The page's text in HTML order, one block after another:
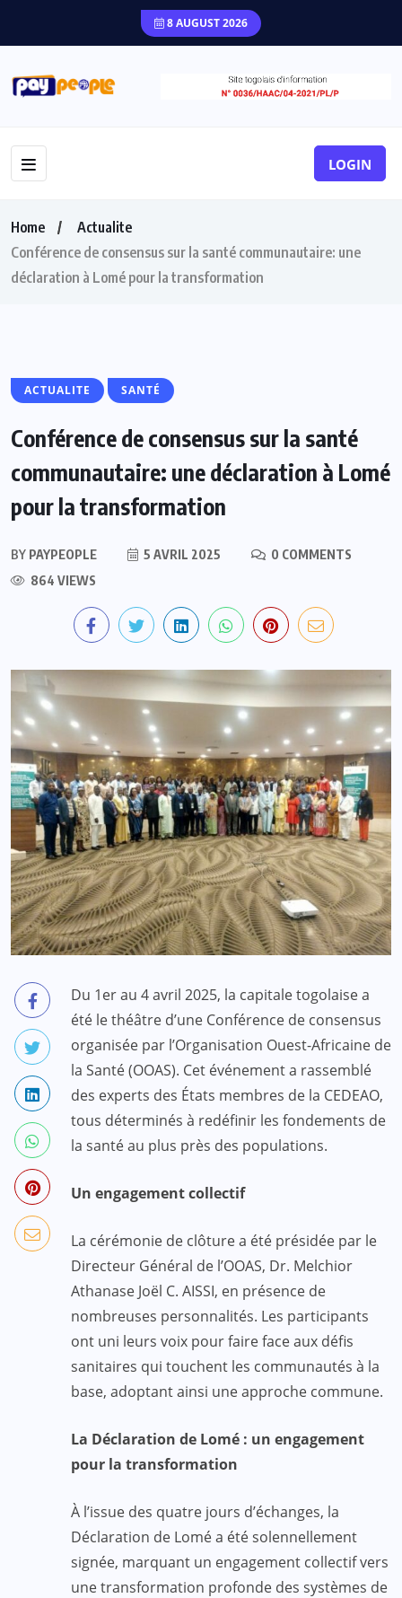
8 AUGUST 2026
LOGIN
Home
Actualite
Conférence de consensus sur la santé communautaire: une
déclaration à Lomé pour la transformation
ACTUALITE SANTÉ
Conférence de consensus sur la santé
communautaire: une déclaration à Lomé
pour la transformation
BY PAYPEOPLE 5 AVRIL 2025
0 COMMENTS
864 VIEWS
Du 1er au 4 avril 2025, la capitale togolaise a
été le théâtre d’une Conférence de consensus
organisée par l’Organisation Ouest-Africaine de
la Santé (OOAS). Cet événement a rassemblé
des experts des États membres de la CEDEAO,
tous déterminés à redéfinir les fondements de
la santé au plus près des populations.
Un engagement collectif
La cérémonie de clôture a été présidée par le
Directeur Général de l’OOAS, Dr. Melchior
Athanase Joël C. AISSI, en présence de
nombreuses personnalités. Les participants
ont uni leurs voix pour faire face aux défis
sanitaires qui touchent les communautés à la
base, adoptant ainsi une approche commune.
La Déclaration de Lomé : un engagement
pour la transformation
À l’issue des quatre jours d’échanges, la
Déclaration de Lomé a été solennellement
signée, marquant un engagement collectif vers
une transformation profonde des systèmes de